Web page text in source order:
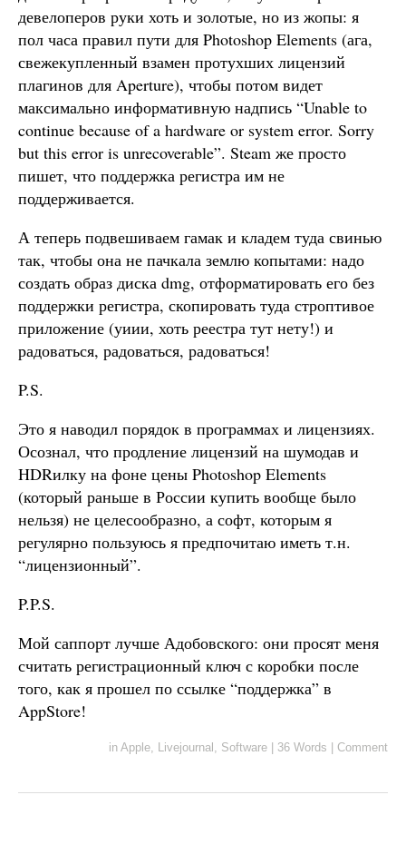
девелоперов руки хоть и золотые, но из жопы: я
пол часа правил пути для Photoshop Elements (ага,
свежекупленный взамен протухших лицензий
плагинов для Aperture), чтобы потом видет
максимально информативную надпись “Unable to
continue because of a hardware or system error. Sorry
but this error is unrecoverable”. Steam же просто
пишет, что поддержка регистра им не
поддерживается.
А теперь подвешиваем гамак и кладем туда свинью
так, чтобы она не пачкала землю копытами: надо
создать образ диска dmg, отформатировать его без
поддержки регистра, скопировать туда строптивое
приложение (уиии, хоть реестра тут нету!) и
радоваться, радоваться, радоваться!
P.S.
Это я наводил порядок в программах и лицензиях.
Осознал, что продление лицензий на шумодав и
HDRилку на фоне цены Photoshop Elements
(который раньше в России купить вообще было
нельзя) не целесообразно, а софт, которым я
регулярно пользуюсь я предпочитаю иметь т.н.
“лицензионный”.
P.P.S.
Мой саппорт лучше Адобовского: они просят меня
считать регистрационный ключ с коробки после
того, как я прошел по ссылке “поддержка” в
AppStore!
in Apple, Livejournal , Software 36 Words Comment